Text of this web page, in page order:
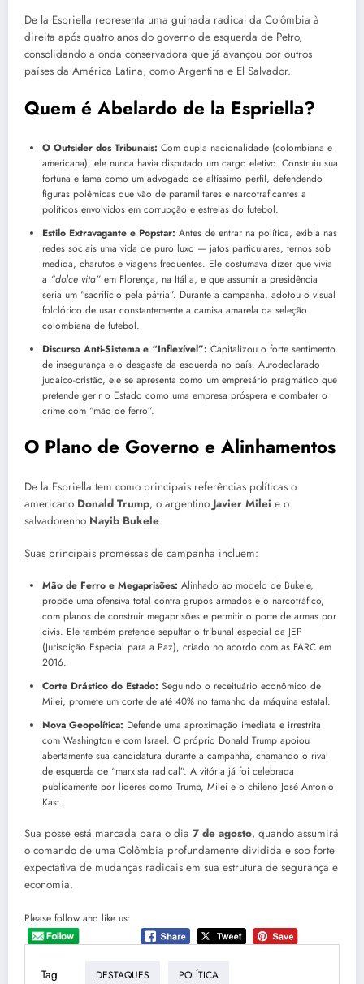
De la Espriella representa uma guinada radical da Colômbia à
direita após quatro anos do governo de esquerda de Petro,
consolidando a onda conservadora que já avançou por outros
países da América Latina, como Argentina e El Salvador.
Quem é Abelardo de la Espriella?
O Outsider dos Tribunais: Com dupla nacionalidade (colombiana e
americana), ele nunca havia disputado um cargo eletivo. Construiu sua
fortuna e fama como um advogado de altíssimo perfil, defendendo
figuras polêmicas que vão de paramilitares e narcotraficantes a
políticos envolvidos em corrupção e estrelas do futebol.
Estilo Extravagante e Popstar: Antes de entrar na política, exibia nas
redes sociais uma vida de puro luxo — jatos particulares, ternos sob
medida, charutos e viagens frequentes. Ele costumava dizer que vivia
a “dolce vita” em Florença, na Itália, e que assumir a presidência
seria um “sacrifício pela pátria”. Durante a campanha, adotou o visual
folclórico de usar constantemente a camisa amarela da seleção
colombiana de futebol.
Discurso Anti-Sistema e “Inflexível”: Capitalizou o forte sentimento
de insegurança e o desgaste da esquerda no país. Autodeclarado
judaico-cristão, ele se apresenta como um empresário pragmático que
pretende gerir o Estado como uma empresa próspera e combater o
crime com “mão de ferro”.
O Plano de Governo e Alinhamentos
De la Espriella tem como principais referências políticas o
americano Donald Trump, o argentino Javier Milei e o
salvadorenho Nayib Bukele.
Suas principais promessas de campanha incluem:
Mão de Ferro e Megaprisões: Alinhado ao modelo de Bukele,
propõe uma ofensiva total contra grupos armados e o narcotráfico,
com planos de construir megaprisões e permitir o porte de armas por
civis. Ele também pretende sepultar o tribunal especial da JEP
(Jurisdição Especial para a Paz), criado no acordo com as FARC em
2016.
Corte Drástico do Estado: Seguindo o receituário econômico de
Milei, promete um corte de até 40% no tamanho da máquina estatal.
Nova Geopolítica: Defende uma aproximação imediata e irrestrita
com Washington e com Israel. O próprio Donald Trump apoiou
abertamente sua candidatura durante a campanha, chamando o rival
de esquerda de “marxista radical”. A vitória já foi celebrada
publicamente por líderes como Trump, Milei e o chileno José Antonio
Kast.
Sua posse está marcada para o dia 7 de agosto, quando assumirá
o comando de uma Colômbia profundamente dividida e sob forte
expectativa de mudanças radicais em sua estrutura de segurança e
economia.
Please follow and like us:
Tag DESTAQUES POLÍTICA